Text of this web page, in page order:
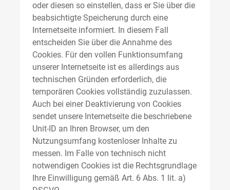
oder diesen so einstellen, dass er Sie über die
beabsichtigte Speicherung durch eine
Internetseite informiert. In diesem Fall
entscheiden Sie über die Annahme des
Cookies. Für den vollen Funktionsumfang
unserer Internetseite ist es allerdings aus
technischen Gründen erforderlich, die
temporären Cookies vollständig zuzulassen.
Auch bei einer Deaktivierung von Cookies
sendet unsere Internetseite die beschriebene
Unit-ID an Ihren Browser, um den
Nutzungsumfang kostenloser Inhalte zu
messen. Im Falle von technisch nicht
notwendigen Cookies ist die Rechtsgrundlage
Ihre Einwilligung gemäß Art. 6 Abs. 1 lit. a)